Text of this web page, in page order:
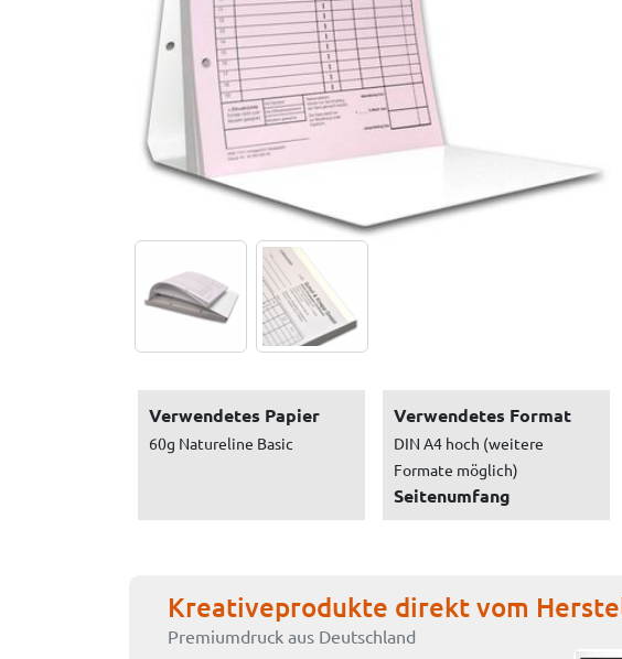
Verwendetes Papier
60g Natureline Basic
Verwendetes Format
DIN A4 hoch (weitere
Formate möglich)
Seitenumfang
Kreativeprodukte direkt vom
Premiumdruck aus Deutschland